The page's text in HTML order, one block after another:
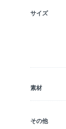
サイズ
素材
その他